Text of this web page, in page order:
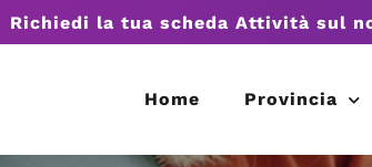
Richiedi la tua scheda Attività sul
Home Provincia